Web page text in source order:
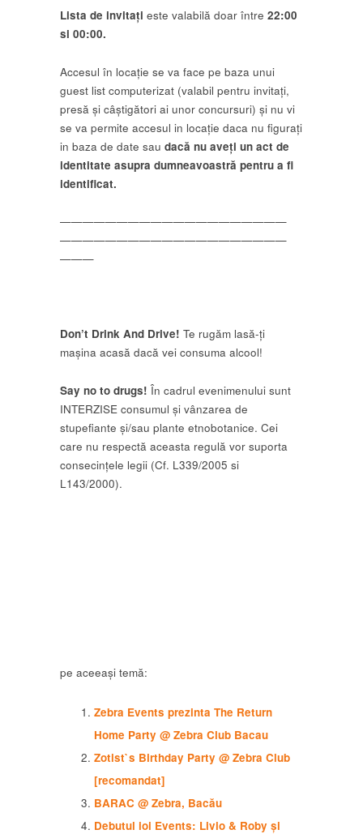
Lista de invitați este valabilă doar între 22:00
si 00:00.
Accesul în locație se va face pe baza unui
guest list computerizat (valabil pentru invitați,
presă și câștigători ai unor concursuri) și nu vi
se va permite accesul in locație daca nu figurați
in baza de date sau dacă nu aveți un act de
identitate asupra dumneavoastră pentru a fi
identificat.
————————————————————
————————————————————
———
Don’t Drink And Drive! Te rugăm lasă-ți
mașina acasă dacă vei consuma alcool!
Say no to drugs! În cadrul evenimenului sunt
INTERZISE consumul și vânzarea de
stupefiante și/sau plante etnobotanice. Cei
care nu respectă aceasta regulă vor suporta
consecințele legii (Cf. L339/2005 si
L143/2000).
pe aceeași temă:
Zebra Events prezinta The Return
Home Party @ Zebra Club Bacau
Zotist`s Birthday Party @ Zebra Club
[recomandat]
BARAC @ Zebra, Bacău
Debutul ioi Events: Livio & Roby și